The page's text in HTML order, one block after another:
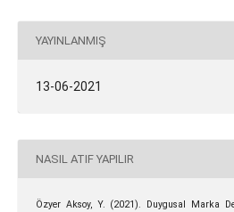
YAYINLANMIŞ
13-06-2021
NASIL ATIF YAPILIR
Özyer Aksoy, Y. (2021). Duygusal Marka